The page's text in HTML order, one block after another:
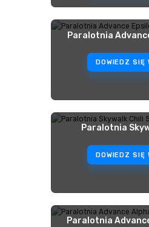
Paralotnia
DOWIEDZ SIĘ
Paralotnia
DOWIEDZ SIĘ
Paralotnia